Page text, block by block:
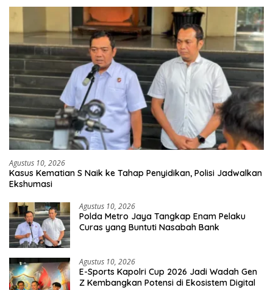
Agustus 10, 2026
Kasus Kematian S Naik ke Tahap Penyidikan, Polisi Jadwalkan
Ekshumasi
Agustus 10, 2026
Polda Metro Jaya Tangkap Enam Pelaku
Curas yang Buntuti Nasabah Bank
Agustus 10, 2026
E-Sports Kapolri Cup 2026 Jadi Wadah Gen
Z Kembangkan Potensi di Ekosistem Digital